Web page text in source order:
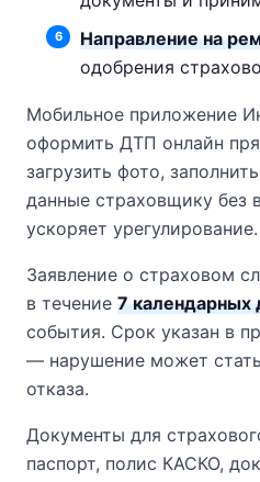
Направление на
одобрения
Мобильное приложение
оформить ДТП онлайн
загрузить фото,
данные страховщику без
ускоряет урегулирование.
Заявление о страховом
в течение 7 календарных
события. Срок указан в
— нарушение может
отказа.
Документы для
паспорт, полис КАСКО,